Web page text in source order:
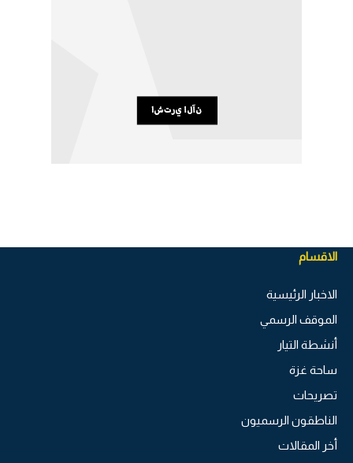
الاقسام
الاخبار الرئيسية
الموقف الرسمي
أنشطة التيار
ساحة غزة
تصريحات
الناطقون الرسميون
أخر المقالات